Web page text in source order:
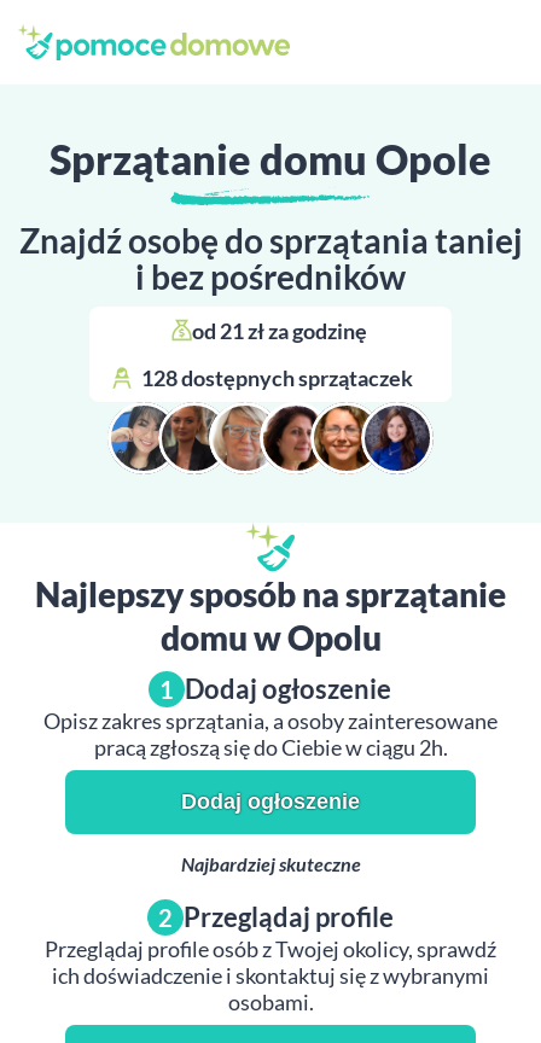
Sprzątanie domu Opole
Znajdź osobę do sprzątania taniej
i bez pośredników
od 21 zł za godzinę
128 dostępnych sprzątaczek
Najlepszy sposób na sprzątanie
domu w Opolu
1 Dodaj ogłoszenie
Opisz zakres sprzątania, a osoby zainteresowane
pracą zgłoszą się do Ciebie w ciągu 2h.
Dodaj ogłoszenie
Najbardziej skuteczne
2 Przeglądaj profile
Przeglądaj profile osób z Twojej okolicy, sprawdź
ich doświadczenie i skontaktuj się z wybranymi
osobami.